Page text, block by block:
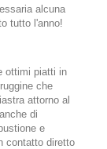
alcuna
tutto l'anno!
ottimi piatti in
che
attorno al
di
e
contatto diretto